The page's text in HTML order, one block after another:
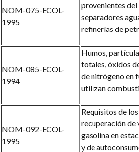
NOM-075-ECOL-
1995
provenientes del
separadores
refinerías de
NOM-085-ECOL-
1994
Humos,
totales, óxidos
de nitrógeno en
utilizan
NOM-092-ECOL-
1995
Requisitos de
recuperación de
gasolina en
y de